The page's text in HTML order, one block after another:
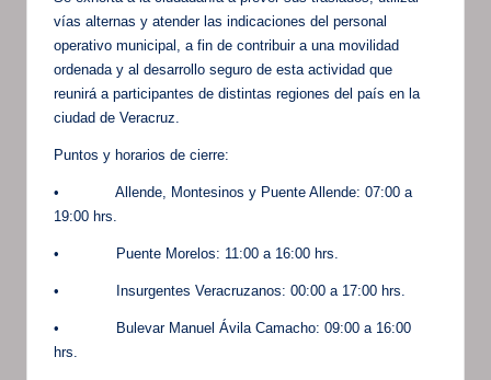
vías alternas y atender las indicaciones del personal
operativo municipal, a fin de contribuir a una movilidad
ordenada y al desarrollo seguro de esta actividad que
reunirá a participantes de distintas regiones del país en la
ciudad de Veracruz.
Puntos y horarios de cierre:
• Allende, Montesinos y Puente Allende: 07:00 a
19:00 hrs.
• Puente Morelos: 11:00 a 16:00 hrs.
• Insurgentes Veracruzanos: 00:00 a 17:00 hrs.
• Bulevar Manuel Ávila Camacho: 09:00 a 16:00
hrs.